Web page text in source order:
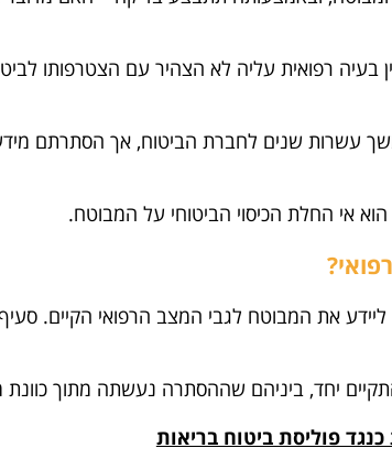
בעיה רפואית עליה לא הצהיר עם הצטרפותו
עשרות שנים לחברת הביטוח, אך הסתרתם
אי החלת הכיסוי הביטוחי על המבוטח.
יחד, ביניהם שההסתרה נעשתה מתוך כוונת
פוליסת ביטוח בריאות